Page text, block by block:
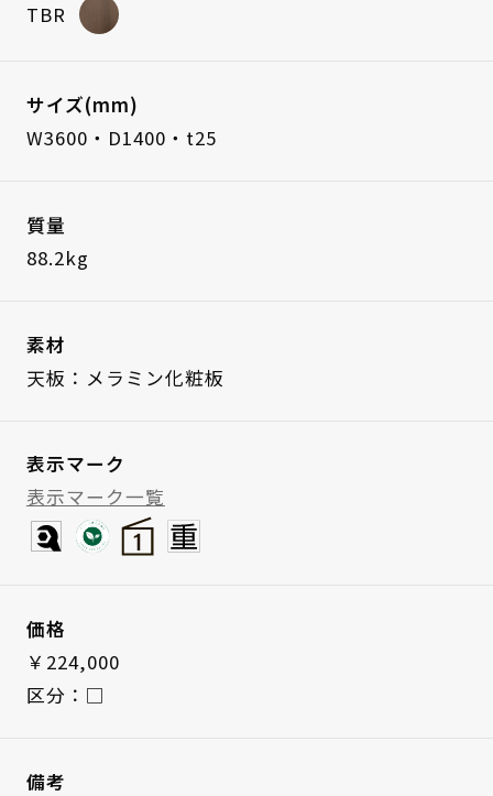
TBR
サイズ(mm)
W3600・D1400・t25
質量
88.2kg
素材
天板：メラミン化粧板
表示マーク
表示マーク一覧
価格
￥224,000
区分：□
備考